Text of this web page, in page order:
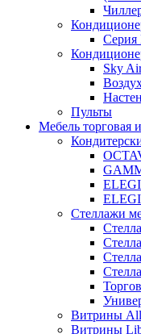
Sky
Пульты
Мебель торговая
Стеллажи
Витрины
Витрины